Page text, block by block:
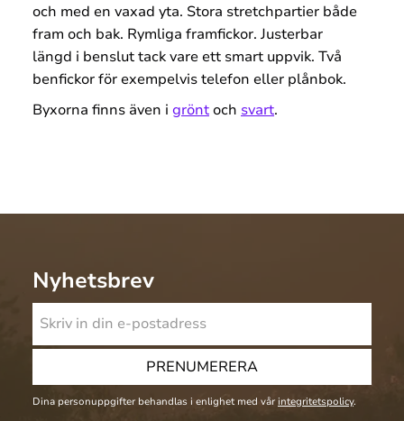
och med en vaxad yta. Stora stretchpartier både
fram och bak. Rymliga framfickor. Justerbar
längd i benslut tack vare ett smart uppvik. Två
benfickor för exempelvis telefon eller plånbok.
Byxorna finns även i gröntoch svart.
Nyhetsbrev
PRENUMERERA
Dina personuppgifter behandlas i enlighet med vår integritetspolicy.